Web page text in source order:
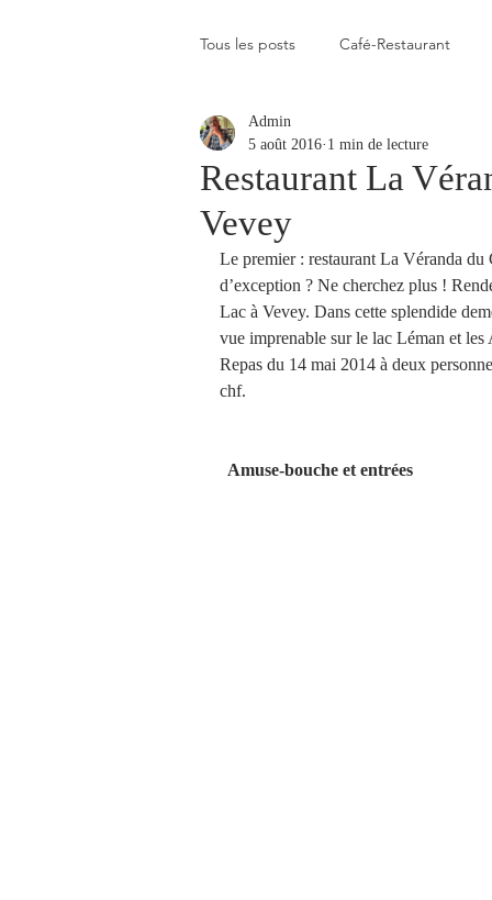
Tous les posts Café-Restaurant
Elevé
Coup de coeur
Blogs que j'aime visiter
Plats en photos
Restaurant La
Vevey
Admin
5 août 2016 1 min de lecture
Le premier : restaurant La Véranda
d’exception ? Ne cherchez plus !
Lac à Vevey. Dans cette splendide
vue imprenable sur le lac Léman et les
Repas du 14 mai 2014 à deux
chf.
Amuse-bouche et entrées